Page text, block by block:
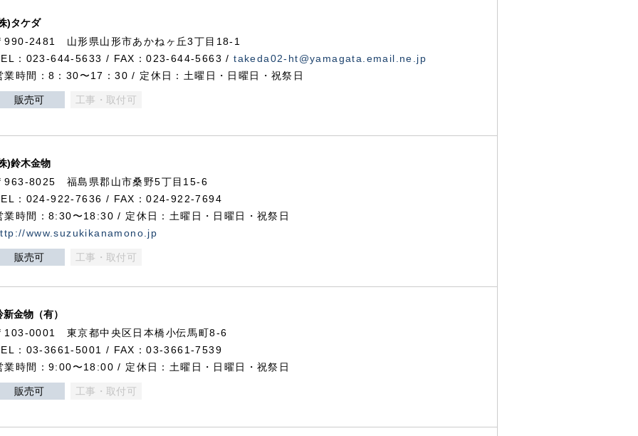
)タケダ
990-2481 山形県山形市あかねヶ丘3丁目18-1
：023-644-5633 / FAX：023-644-5663 /takeda02-ht@yamagata.email.ne.jp
業時間：8：30〜17：30 / 定休日：土曜日・日曜日・祝祭日
販売可 工事・取付可
)鈴木金物
963-8025 福島県郡山市桑野5丁目15-6
：024-922-7636 / FAX：024-922-7694
業時間：8:30〜18:30 / 定休日：土曜日・日曜日・祝祭日
www.suzukikanamono.jp
販売可 工事・取付可
新金物（有）
103-0001 東京都中央区日本橋小伝馬町8-6
：03-3661-5001 / FAX：03-3661-7539
業時間：9:00〜18:00 / 定休日：土曜日・日曜日・祝祭日
販売可 工事・取付可